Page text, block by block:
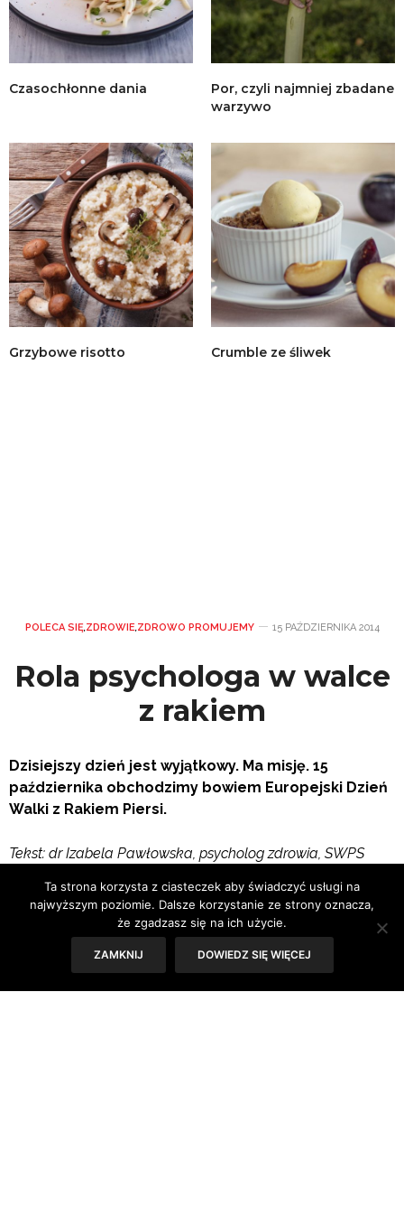
Czasochłonne dania
Por, czyli najmniej zbadane
warzywo
Grzybowe risotto Crumble ze śliwek
POLECA SIĘ,ZDROWIE,ZDROWO PROMUJEMY 15 PAŹDZIERNIKA 2014
Rola psychologa w walce
z rakiem
Dzisiejszy dzień jest wyjątkowy. Ma misję. 15
października obchodzimy bowiem Europejski Dzień
Walki z Rakiem Piersi.
Tekst: dr Izabela Pawłowska, psycholog zdrowia, SWPS
Dane zaczerpnięte z raportu „Nowotwory złośliwe w
Polsce w 2009 r.” pokazują, że w tym samym roku w
Polsce do rejestru nowotworów złośliwych wpłynęły
Ta strona korzysta z ciasteczek aby świadczyć usługi na
najwyższym poziomie. Dalsze korzystanie ze strony oznacza,
że zgadzasz się na ich użycie.
ZAMKNIJ DOWIEDZ SIĘ WIĘCEJ